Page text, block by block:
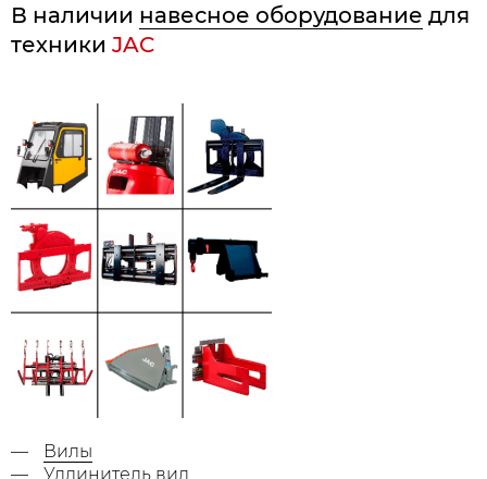
В наличии навесное оборудование для
техники JAC
Вилы
Удлинитель вил